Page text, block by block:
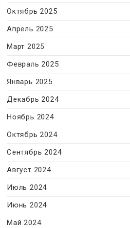
Октябрь 2025
Апрель 2025
Март 2025
Февраль 2025
Январь 2025
Декабрь 2024
Ноябрь 2024
Октябрь 2024
Сентябрь 2024
Август 2024
Июль 2024
Июнь 2024
Май 2024